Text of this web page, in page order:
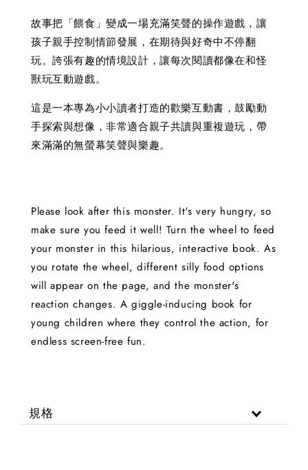
故事把「餵食」變成一場充滿笑聲的操作遊戲，讓
孩子親手控制情節發展，在期待與好奇中不停翻
玩。誇張有趣的情境設計，讓每次閱讀都像在和怪
獸玩互動遊戲。
這是一本專為小小讀者打造的歡樂互動書，鼓勵動
手探索與想像，非常適合親子共讀與重複遊玩，帶
來滿滿的無螢幕笑聲與樂趣。
Please look after this monster. It's very hungry, so
make sure you feed it well! Turn the wheel to feed
your monster in this hilarious, interactive book. As
you rotate the wheel, different silly food options
will appear on the page, and the monster's
reaction changes. A giggle-inducing book for
young children where they control the action, for
endless screen-free fun.
規格